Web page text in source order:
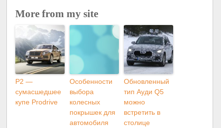
More from my site
P2 —
сумасшедшее
купе Prodrive
Особенности
выбора
колесных
покрышек для
автомобиля
Обновленный
тип Ауди Q5
можно
встретить в
столице